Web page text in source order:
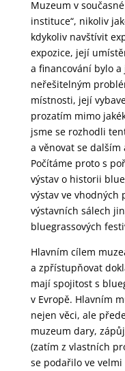
Muzeum v
instituce“, nikoliv
kdykoliv navštívit
expozice, její
a financování bylo
neřešitelným
místnosti, její
prozatím mimo
jsme se rozhodli
a věnovat se
Počítáme proto s
výstav o historii
výstav ve vhodných
výstavních sálech
bluegrassových
Hlavním cílem
a zpřístupňovat
mají spojitost s
v Evropě. Hlavním
nejen věci, ale
muzeum dary,
(zatím z vlastních
se podařilo ve